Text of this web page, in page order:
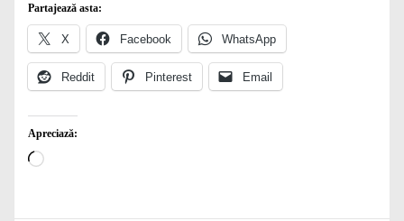
Partajează asta:
X Facebook WhatsApp
Reddit Pinterest Email
Apreciază:
Încarc...